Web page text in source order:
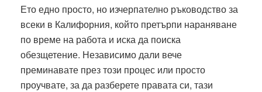
Ето едно просто, но изчерпателно ръководство за
всеки в Калифорния, който претърпи нараняване
по време на работа и иска да поиска
обезщетение. Независимо дали вече
преминавате през този процес или просто
проучвате, за да разберете правата си, тази